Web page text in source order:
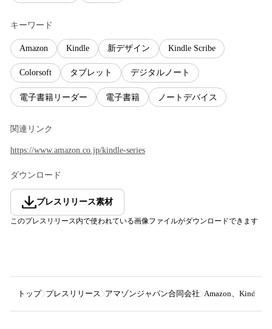
キーワード
Amazon Kindle 新デザイン Kindle Scribe
Colorsoft タブレット デジタルノート
電子書籍リーダー 電子書籍 ノートデバイス
関連リンク
https://www.amazon.co.jp/kindle-series
ダウンロード
プレスリリース素材
このプレスリリース内で使われている画像ファイルがダウンロードできます
トップ プレスリリース アマゾンジャパン合同会社 Amazon、Kindle